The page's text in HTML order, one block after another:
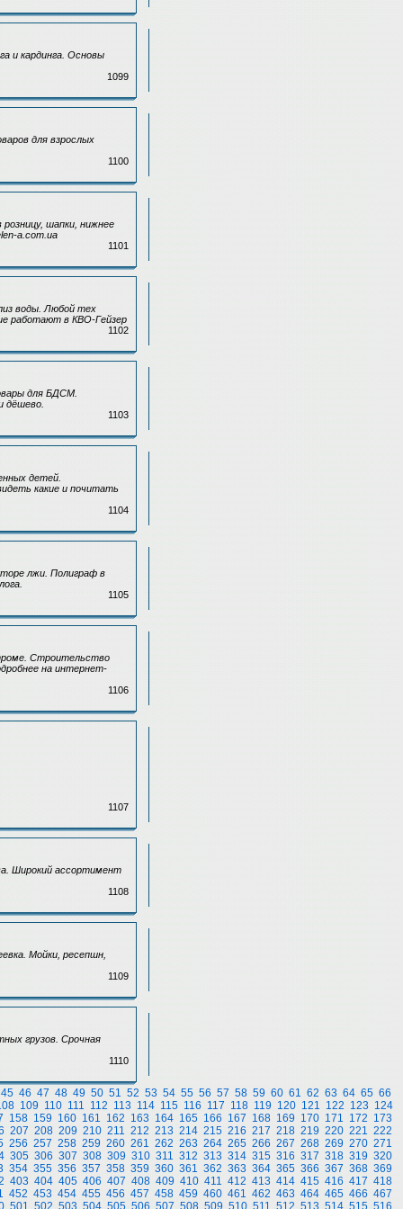
и кардинга. Основы
1099
для взрослых
1100
шапки, нижнее
a.com.ua
1101
воды. Любой тех
работают в КВО-Гейзер
1102
для БДСМ.
дёшево.
1103
детей.
какие и почитать
1104
лжи. Полиграф в
1105
Строительство
на интернет-
1106
1107
Широкий ассортимент
1108
Мойки, ресепшн,
1109
грузов. Срочная
1110
45 46 47 48 49 50 51 52 53 54 55 56 57 58 59 60 61 62 63 64 65 66
109 110 111 112 113 114 115 116 117 118 119 120 121 122 123 124
158 159 160 161 162 163 164 165 166 167 168 169 170 171 172 173
207 208 209 210 211 212 213 214 215 216 217 218 219 220 221 222
256 257 258 259 260 261 262 263 264 265 266 267 268 269 270 271
305 306 307 308 309 310 311 312 313 314 315 316 317 318 319 320
354 355 356 357 358 359 360 361 362 363 364 365 366 367 368 369
403 404 405 406 407 408 409 410 411 412 413 414 415 416 417 418
452 453 454 455 456 457 458 459 460 461 462 463 464 465 466 467